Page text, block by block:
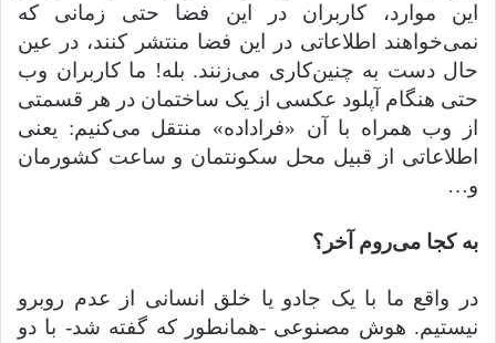
این موارد، کاربران در این فضا حتی زمانی که
نمی‌خواهند اطلاعاتی در این فضا منتشر کنند، در عین
حال دست به چنین‌کاری می‌زنند. بله! ما کاربران وب
حتی هنگام آپلود عکسی از یک ساختمان در هر قسمتی
از وب همراه با آن ‌«فراداده» منتقل می‌کنیم: یعنی
اطلاعاتی از قبیل محل سکونتمان و ساعت کشورمان
و…
به کجا می‌روم آخر؟
در واقع ما با یک جادو یا خلق انسانی از عدم روبرو
نیستیم. هوش مصنوعی -همانطور که گفته شد- با دو